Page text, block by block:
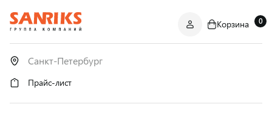
ОПТОМ
И В РОЗНИЦУ
Корзина 0
Прайс-лист